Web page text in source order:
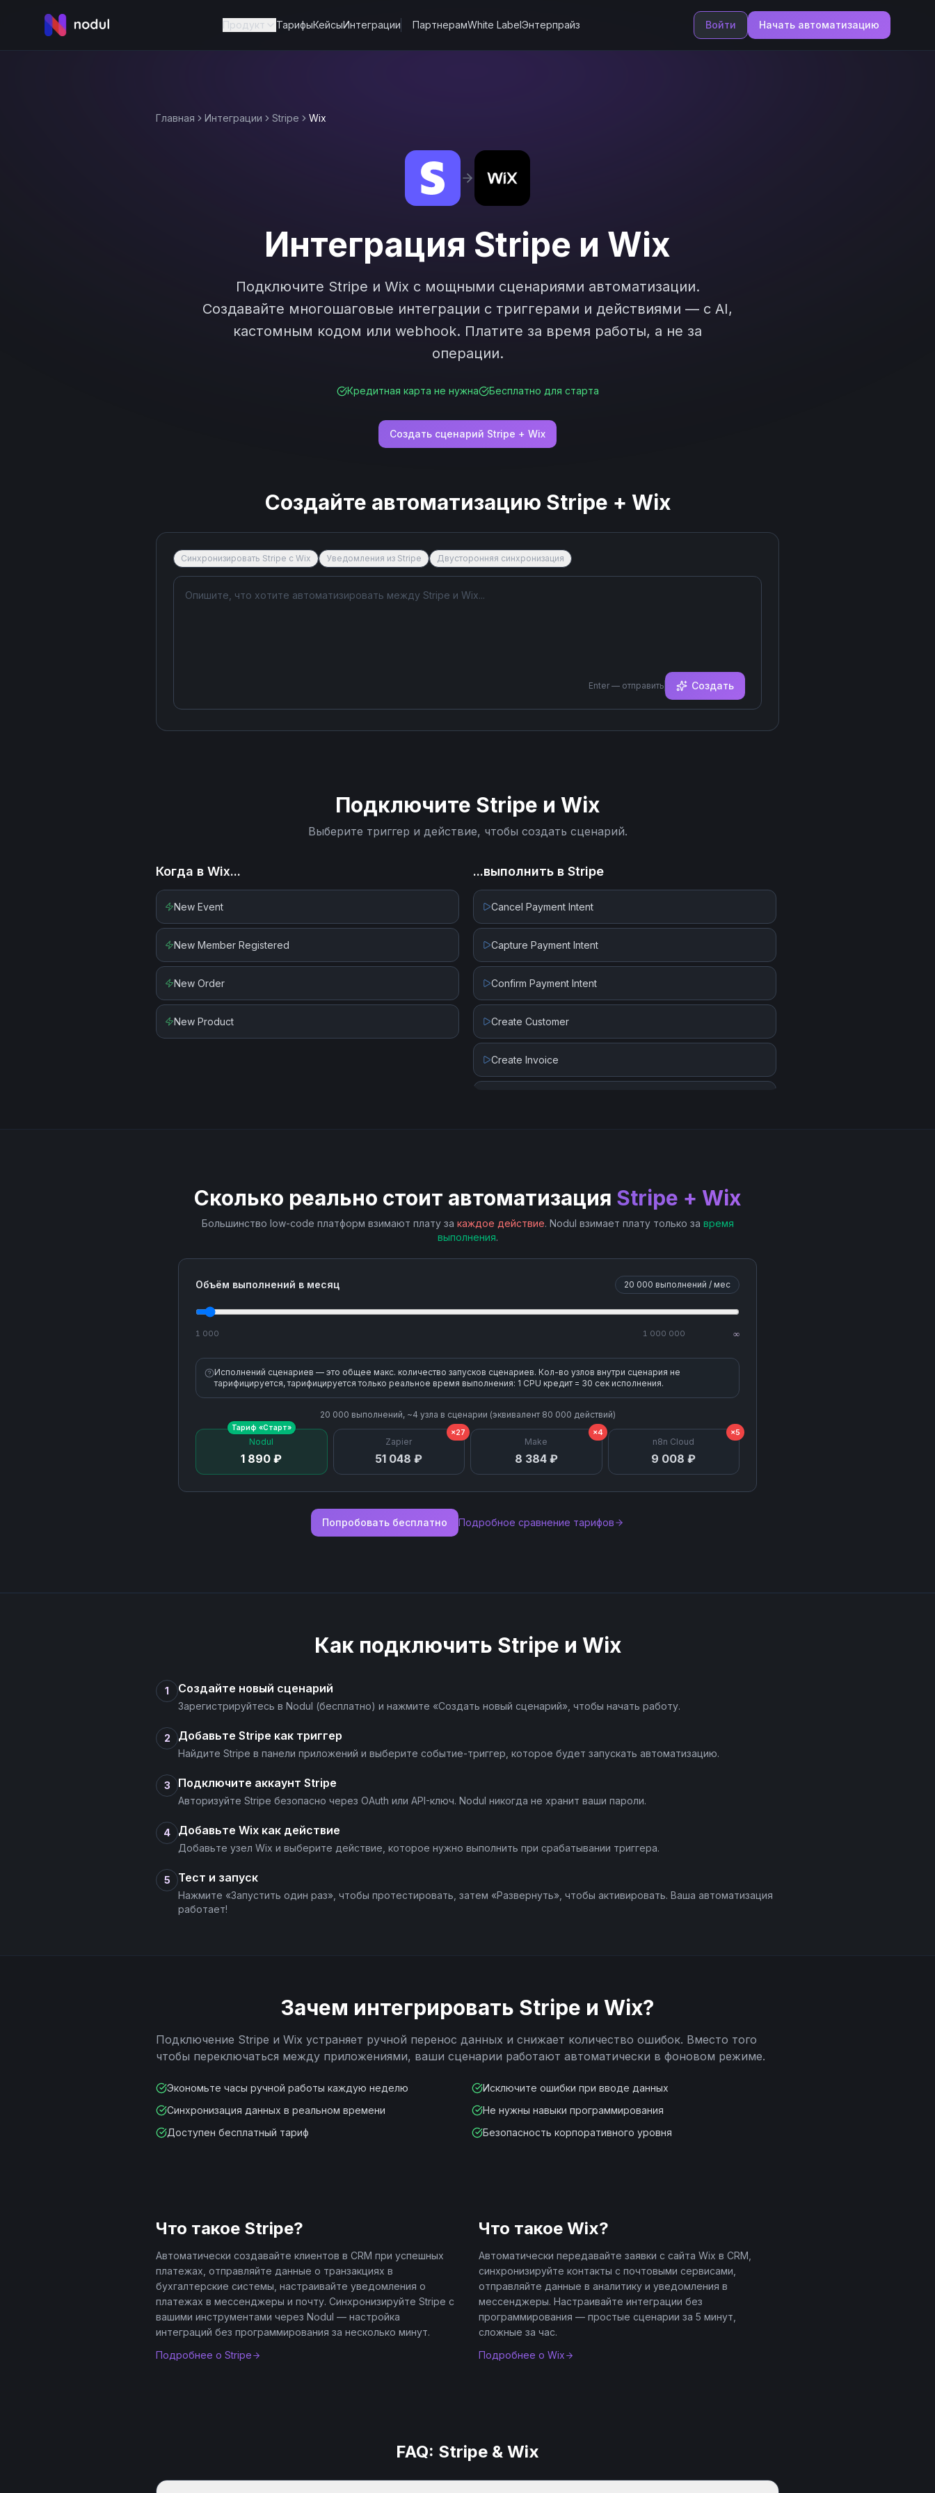
Продукт ТарифыКейсыИнтеграции ПартнерамWhite LabelЭнтерпрайз Войти Начать автоматизацию
Главная Интеграции Stripe Wix
Интеграция Stripe и Wix
Подключите Stripe и Wix с мощными сценариями автоматизации.
Создавайте многошаговые интеграции с триггерами и действиями — с AI,
кастомным кодом или webhook. Платите за время работы, а не за
операции.
Кредитная карта не нужна Бесплатно для старта
Создать сценарий Stripe + Wix
Создайте автоматизацию Stripe + Wix
Синхронизировать Stripe с Wix Уведомления из Stripe Двусторонняя синхронизация
Enter — отправить Создать
Подключите Stripe и Wix
Выберите триггер и действие, чтобы создать сценарий.
Когда в Wix...
New Event
New Member Registered
New Order
New Product
...выполнить в Stripe
Cancel Payment Intent
Capture Payment Intent
Confirm Payment Intent
Create Customer
Create Invoice
List Invoices
List Payouts
Retrieve Payment Intent
Retrieve an Invoice
Update Payment Intent
Сколько реально стоит автоматизация Stripe + Wix
Большинство low-code платформ взимают плату за каждое действие. Nodul взимает плату только за время
выполнения.
Объём выполнений в месяц 20 000 выполнений / мес
1 000 1 000 000 ∞
Исполнений сценариев — это общее макс. количество запусков сценариев. Кол-во узлов внутри сценария не
тарифицируется, тарифицируется только реальное время выполнения: 1 CPU кредит = 30 сек исполнения.
20 000 выполнений, ~4 узла в сценарии (эквивалент 80 000 действий)
Nodul
1 890 ₽
Тариф «Старт»
Zapier
51 048 ₽
×27
Make
8 384 ₽
×4
n8n Cloud
9 008 ₽
×5
Попробовать бесплатно Подробное сравнение тарифов
Как подключить Stripe и Wix
1 Создайте новый сценарий
Зарегистрируйтесь в Nodul (бесплатно) и нажмите «Создать новый сценарий», чтобы начать работу.
2 Добавьте Stripe как триггер
Найдите Stripe в панели приложений и выберите событие-триггер, которое будет запускать автоматизацию.
3 Подключите аккаунт Stripe
Авторизуйте Stripe безопасно через OAuth или API-ключ. Nodul никогда не хранит ваши пароли.
4 Добавьте Wix как действие
Добавьте узел Wix и выберите действие, которое нужно выполнить при срабатывании триггера.
5 Тест и запуск
Нажмите «Запустить один раз», чтобы протестировать, затем «Развернуть», чтобы активировать. Ваша автоматизация
работает!
Зачем интегрировать Stripe и Wix?
Подключение Stripe и Wix устраняет ручной перенос данных и снижает количество ошибок. Вместо того
чтобы переключаться между приложениями, ваши сценарии работают автоматически в фоновом режиме.
Экономьте часы ручной работы каждую неделю
Исключите ошибки при вводе данных
Синхронизация данных в реальном времени
Не нужны навыки программирования
Доступен бесплатный тариф
Безопасность корпоративного уровня
Что такое Stripe?
Автоматически создавайте клиентов в CRM при успешных
платежах, отправляйте данные о транзакциях в
бухгалтерские системы, настраивайте уведомления о
платежах в мессенджеры и почту. Синхронизируйте Stripe с
вашими инструментами через Nodul — настройка
интеграций без программирования за несколько минут.
Подробнее о Stripe
Что такое Wix?
Автоматически передавайте заявки с сайта Wix в CRM,
синхронизируйте контакты с почтовыми сервисами,
отправляйте данные в аналитику и уведомления в
мессенджеры. Настраивайте интеграции без
программирования — простые сценарии за 5 минут,
сложные за час.
Подробнее о Wix
FAQ: Stripe & Wix